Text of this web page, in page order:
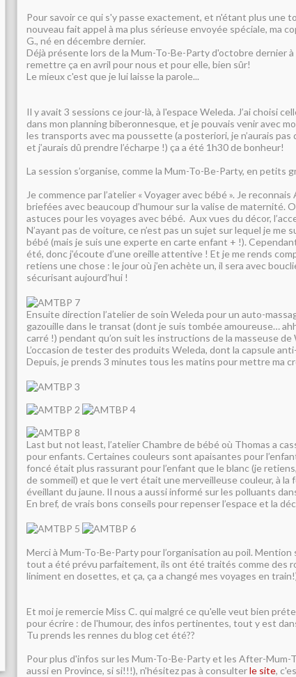
Pour savoir ce qui s'y passe exactement, et n'étant plus une
nouveau fait appel à ma plus sérieuse envoyée spéciale, ma
G., né en décembre dernier.
Déjà présente lors de la Mum-To-Be-Party d'octobre dernier à
remettre ça en avril pour nous et pour elle, bien sûr!
Le mieux c'est que je lui laisse la parole...
Il y avait 3 sessions ce jour-là, à l'espace Weleda. J’ai choisi
dans mon planning biberonnesque, et je pouvais venir avec
les transports avec ma poussette (a posteriori, je n’aurais
et j’aurais dû prendre l’écharpe !) ça a été 1h30 de bonheur!
La session s’organise, comme la Mum-To-Be-Party, en petits
Je commence par l’atelier « Voyager avec bébé ». Je
briefées avec beaucoup d’humour sur la valise de maternité.
astuces pour les voyages avec bébé. Aux vues du décor,
N’ayant pas de voiture, ce n’est pas un sujet sur lequel je me
bébé (mais je suis une experte en carte enfant + !).
été, donc j’écoute d’une oreille attentive ! Et je me rends
retiens une chose : le jour où j’en achète un, il sera avec
sécurisant aujourd’hui !
Ensuite direction l’atelier de soin Weleda pour un auto-
gazouille dans le transat (dont je suis tombée amoureuse…
carré !) pendant qu’on suit les instructions de la masseuse de
L’occasion de tester des produits Weleda, dont la capsule
Depuis, je prends 3 minutes tous les matins pour mettre ma
Last but not least, l’atelier Chambre de bébé où Thomas a
pour enfants. Certaines couleurs sont apaisantes pour
foncé était plus rassurant pour l’enfant que le blanc (je
de sommeil) et que le vert était une merveilleuse couleur, à
éveillant du jaune. Il nous a aussi informé sur les polluants
En bref, de vrais bons conseils pour repenser l’espace et la
Merci à Mum-To-Be-Party pour l’organisation au poil. Mention
tout a été prévu parfaitement, ils ont été traités comme des
liniment en dosettes, et ça, ça a changé mes voyages en
Et moi je remercie Miss C. qui malgré ce qu'elle veut bien
pour écrire : de l'humour, des infos pertinentes, tout y est
Tu prends les rennes du blog cet été??
Pour plus d'infos sur les Mum-To-Be-Party et les After-Mum-
aussi en Province, si si!!!), n'hésitez pas à consulterle site,